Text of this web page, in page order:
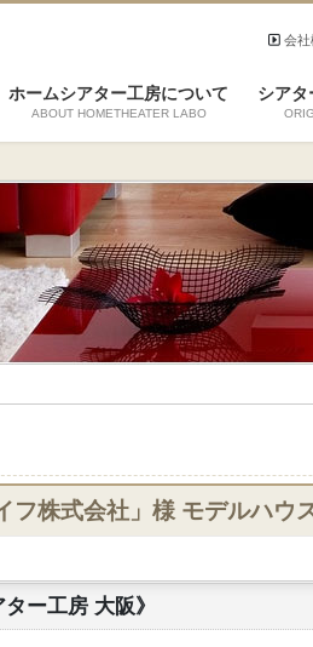
会
ホームシアター工房について
ABOUT HOMETHEATER LABO
シアタ
フ株式会社」様 モデルハウ
ター工房 大阪》